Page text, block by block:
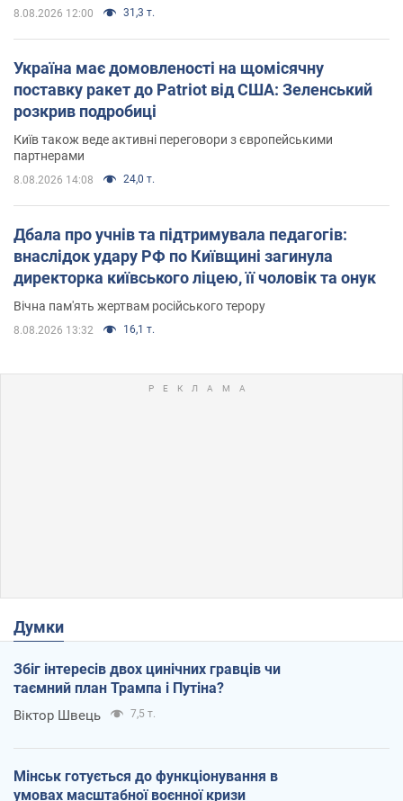
8.08.2026 12:00 31,3 т.
Україна має домовленості на щомісячну
поставку ракет до Patriot від США: Зеленський
розкрив подробиці
Київ також веде активні переговори з європейськими
партнерами
8.08.2026 14:08 24,0 т.
Дбала про учнів та підтримувала педагогів:
внаслідок удару РФ по Київщині загинула
директорка київського ліцею, її чоловік та онук
Вічна пам'ять жертвам російського терору
8.08.2026 13:32 16,1 т.
Думки
Збіг інтересів двох цинічних гравців чи
таємний план Трампа і Путіна?
Віктор Швець 7,5 т.
Мінськ готується до функціонування в
умовах масштабної воєнної кризи